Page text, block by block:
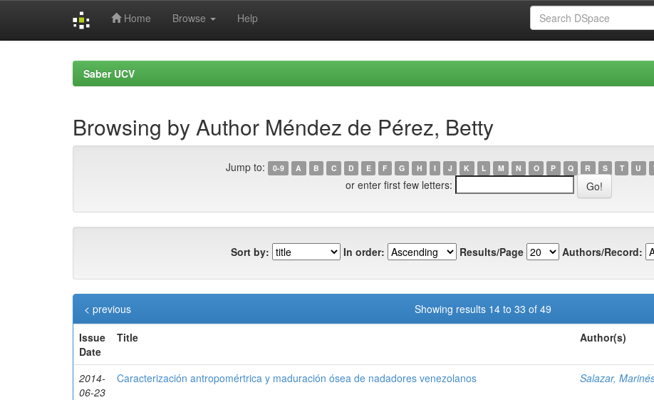
Home Browse Help
Saber UCV
Browsing by Author Méndez de Pérez, Betty
Jump to: 0-9 A B C D E F G H I J K L M N O P Q R S T U
or enter first few letters:
Sort by: In order: Results/Page Authors/Record:
Showing results 14 to 33 of 49
< previous
Issue
Date
Title Author(s)
2014-
06-23
Caracterización antropomértrica y maduración ósea de nadadores venezolanos Salazar,